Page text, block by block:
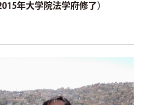
年大学院法学府修了）